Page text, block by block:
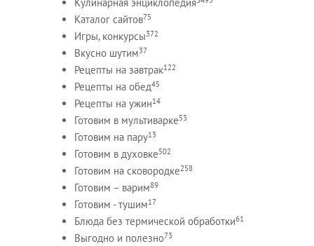
Кулинарная энциклопедия
Каталог сайтов75
Игры, конкурсы372
Вкусно шутим37
Рецепты на завтрак122
Рецепты на обед45
Рецепты на ужин14
Готовим в мультиварке53
Готовим на пару13
Готовим в духовке502
Готовим на сковородке258
Готовим – варим89
Готовим - тушим17
Блюда без термической обработки61
Выгодно и полезно73